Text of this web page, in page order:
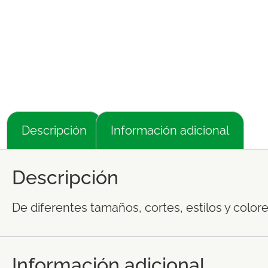
Descripción Información adicional
Descripción
De diferentes tamaños, cortes, estilos y